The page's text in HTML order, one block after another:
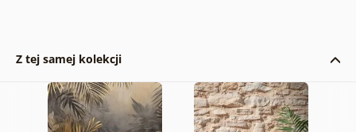
Z tej samej kolekcji